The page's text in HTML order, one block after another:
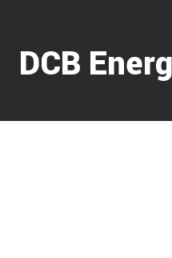
DCB